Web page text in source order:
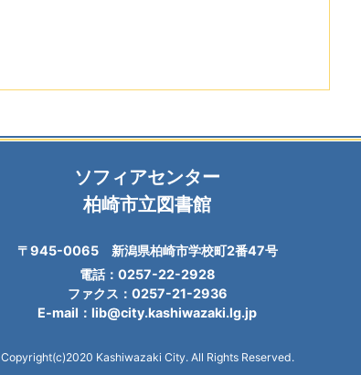
ソフィアセンター
柏崎市立図書館
〒945-0065 新潟県柏崎市学校町2番47号
電話：0257-22-2928
ファクス：0257-21-2936
E-mail：lib@city.kashiwazaki.lg.jp
Copyright(c)2020 Kashiwazaki City. All Rights Reserved.